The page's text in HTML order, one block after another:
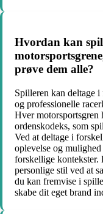
Hvordan kan
prøve dem alle?
Spilleren kan deltage
og professionelle
Hver motorsportsgren
ordenskodeks, som
Ved at deltage i
oplevelse og
forskellige kontekster.
personlige stil ved at
du kan fremvise i
skabe dit eget brand